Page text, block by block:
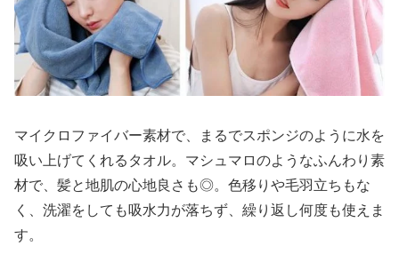
マイクロファイバー素材で、まるでスポンジのように水を
吸い上げてくれるタオル。マシュマロのようなふんわり素
材で、髪と地肌の心地良さも◎。色移りや毛羽立ちもな
く、洗濯をしても吸水力が落ちず、繰り返し何度も使えま
す。